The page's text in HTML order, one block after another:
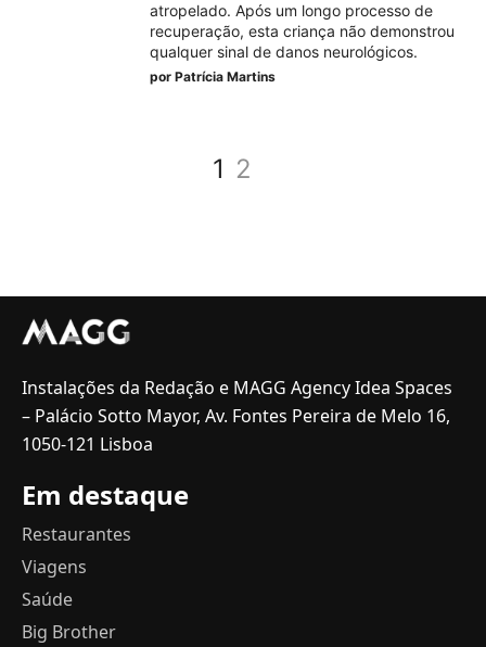
atropelado. Após um longo processo de
recuperação, esta criança não demonstrou
qualquer sinal de danos neurológicos.
por Patrícia Martins
1 2
Instalações da Redação e MAGG Agency Idea Spaces
– Palácio Sotto Mayor, Av. Fontes Pereira de Melo 16,
1050-121 Lisboa
Em destaque
Restaurantes
Viagens
Saúde
Big Brother